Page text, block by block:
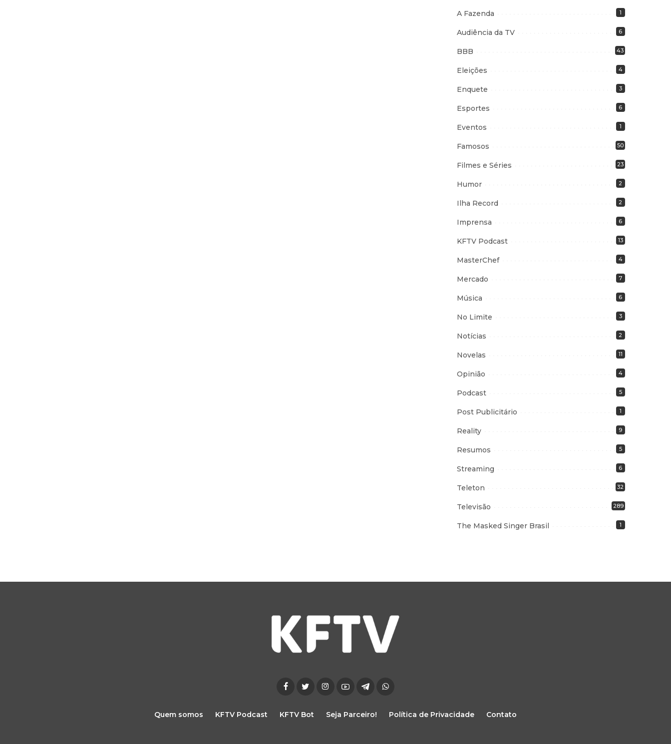
A Fazenda 1
Audiência da TV 6
BBB 43
Eleições 4
Enquete 3
Esportes 6
Eventos 1
Famosos 50
Filmes e Séries 23
Humor 2
Ilha Record 2
Imprensa 6
KFTV Podcast 13
MasterChef 4
Mercado 7
Música 6
No Limite 3
Notícias 2
Novelas 11
Opinião 4
Podcast 5
Post Publicitário 1
Reality 9
Resumos 5
Streaming 6
Teleton 32
Televisão 289
The Masked Singer Brasil 1
Quem somos KFTV Podcast KFTV Bot Seja Parceiro! Política de Privacidade Contato